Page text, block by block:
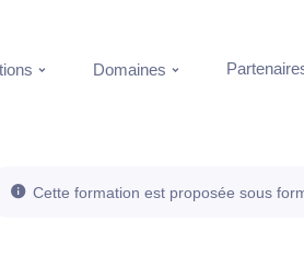
Domaines
Cette formation est proposée sous